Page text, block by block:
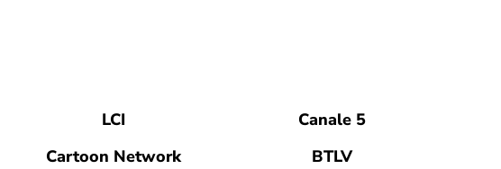
LCI
Canale 5
Cartoon Network
BTLV